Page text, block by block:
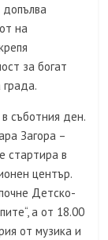
на
за богат
града.
съботния ден.
Загора –
стартира в
център.
Детско-
а от 18.00
от музика и